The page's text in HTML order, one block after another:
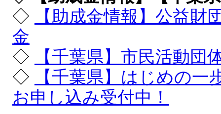
◇
【助成金情報】公益
金
◇
【千葉県】市民活動団
◇
【千葉県】はじめの
お申し込み受付中！